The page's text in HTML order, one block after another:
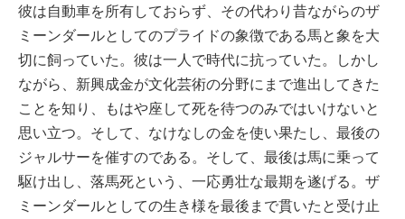
彼は自動車を所有しておらず、その代わり昔ながらのザ
ミーンダールとしてのプライドの象徴である馬と象を大
切に飼っていた。彼は一人で時代に抗っていた。しかし
ながら、新興成金が文化芸術の分野にまで進出してきた
ことを知り、もはや座して死を待つのみではいけないと
思い立つ。そして、なけなしの金を使い果たし、最後の
ジャルサーを催すのである。そして、最後は馬に乗って
駆け出し、落馬死という、一応勇壮な最期を遂げる。ザ
ミーンダールとしての生き様を最後まで貫いたと受け止